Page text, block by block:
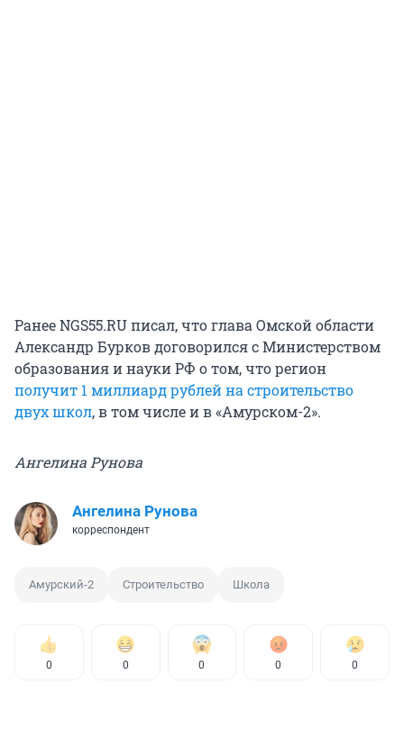
Ранее NGS55.RU писал, что глава Омской области
Александр Бурков договорился с Министерством
образования и науки РФ о том, что регион
получит 1 миллиард рублей на строительство
двух школ, в том числе и в «Амурском-2».
Ангелина Рунова
Ангелина Рунова
корреспондент
Амурский-2 Строительство Школа
0 0 0 0 0